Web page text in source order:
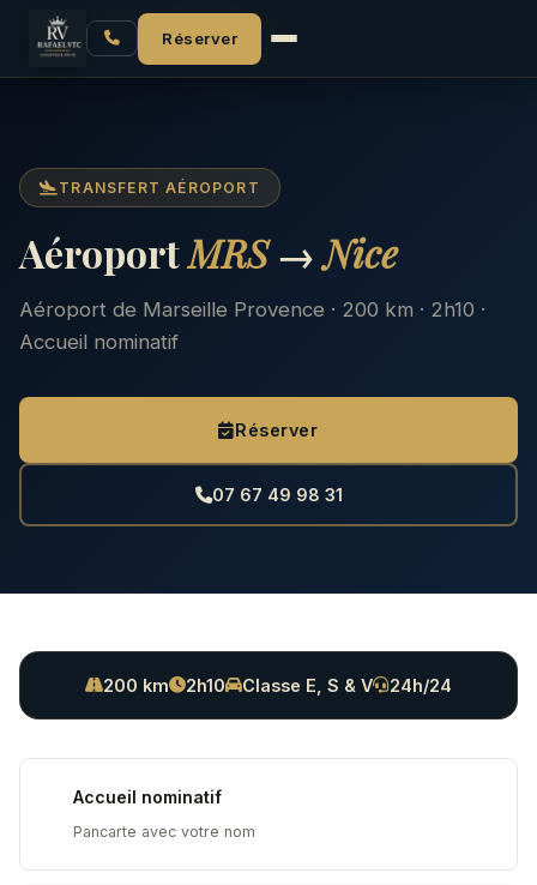
Réserver
Accueil Aéroport MRS
TRANSFERT AÉROPORT
AéroportMRS→Nice
Aéroport de Marseille Provence · 200 km · 2h10 ·
Accueil nominatif
Réserver
07 67 49 98 31
200 km 2h10 Classe E, S & V 24h/24
Accueil nominatif
Pancarte avec votre nom